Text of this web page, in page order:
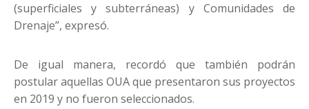
(superficiales y subterráneas) y Comunidades de
Drenaje”, expresó.
De igual manera, recordó que también podrán
postular aquellas OUA que presentaron sus proyectos
en 2019 y no fueron seleccionados.